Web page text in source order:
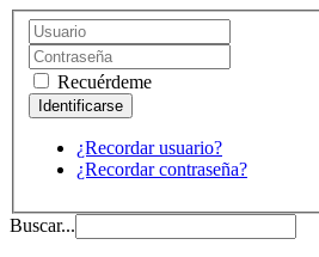
Recuérdeme
¿Recordar usuario?
¿Recordar contraseña?
Buscar...